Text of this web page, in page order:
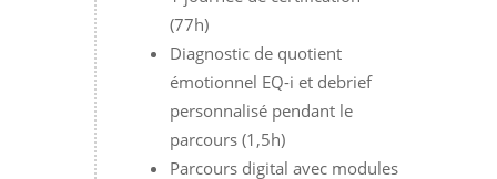
(77h)
Diagnostic de quotient
émotionnel EQ-i et debrief
personnalisé pendant le
parcours (1,5h)
Parcours digital avec modules